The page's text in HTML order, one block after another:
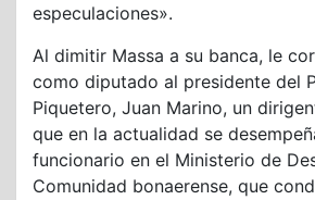
especulaciones».
Al dimitir Massa a su banca, le
como diputado al presidente del
Piquetero, Juan Marino, un
que en la actualidad se
funcionario en el Ministerio de
Comunidad bonaerense, que